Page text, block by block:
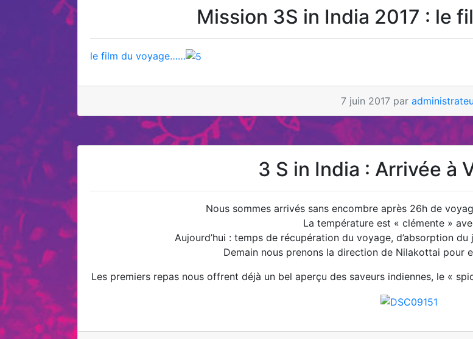
Mission 3S in India 2017 : le
le film du voyage……
7 juin 2017 par
3 S in India : Arrivée à
Nous sommes arrivés sans encombre après 26h de
La température est « clémente »
Aujourd’hui : temps de récupération du voyage, d’absorption
Demain nous prenons la direction de Nilakottai pour
Les premiers repas nous offrent déjà un bel aperçu des saveurs indiennes, le «